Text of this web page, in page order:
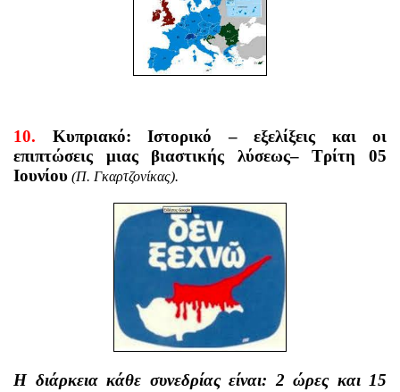
10. Κυπριακό: Ιστορικό – εξελίξεις και οι
επιπτώσεις μιας βιαστικής λύσεως– Τρίτη 05
Ιουνίου (Π. Γκαρτζονίκας).
Η διάρκεια κάθε συνεδρίας είναι: 2 ώρες και 15